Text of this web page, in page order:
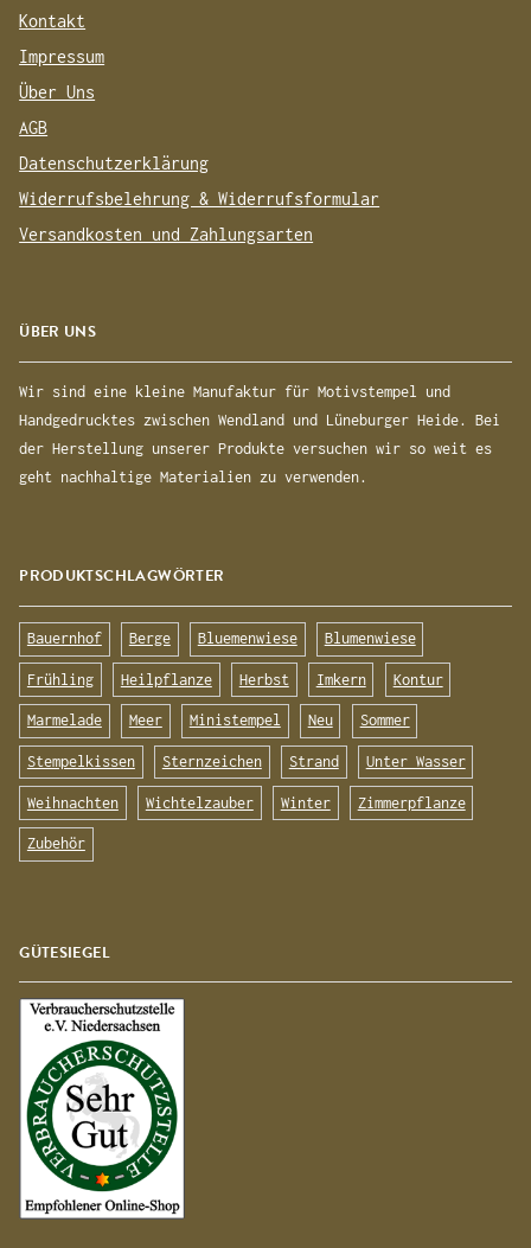
Kontakt
Impressum
Über Uns
AGB
Datenschutzerklärung
Widerrufsbelehrung & Widerrufsformular
Versandkosten und Zahlungsarten
ÜBER UNS
Wir sind eine kleine Manufaktur für Motivstempel und
Handgedrucktes zwischen Wendland und Lüneburger Heide. Bei
der Herstellung unserer Produkte versuchen wir so weit es
geht nachhaltige Materialien zu verwenden.
PRODUKTSCHLAGWÖRTER
Bauernhof Berge Bluemenwiese Blumenwiese
Frühling Heilpflanze Herbst Imkern Kontur
Marmelade Meer Ministempel Neu Sommer
Stempelkissen Sternzeichen Strand Unter Wasser
Weihnachten Wichtelzauber Winter Zimmerpflanze
Zubehör
GÜTESIEGEL